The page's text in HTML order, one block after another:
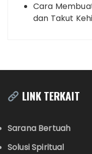
Cara
dan Takut
LINK TERKAIT
Sarana Bertuah
Solusi Spiritual